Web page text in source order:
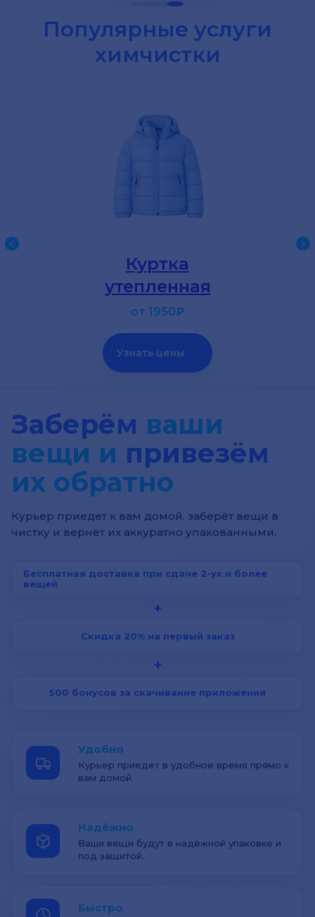
Популярные услуги
химчистки
Куртка
утепленная
от 1950₽
Узнать цены
Заберём ваши
вещи и привезём
их обратно
Курьер приедет к вам домой, заберёт вещи в
чистку и вернёт их аккуратно упакованными.
Бесплатная доставка при сдаче 2-ух и более
вещей
+
Скидка 20% на первый заказ
+
500 бонусов за скачивание приложения
Удобно
Курьер приедет в удобное время прямо к
вам домой.
Надёжно
Ваши вещи будут в надёжной упаковке и
под защитой.
Быстро